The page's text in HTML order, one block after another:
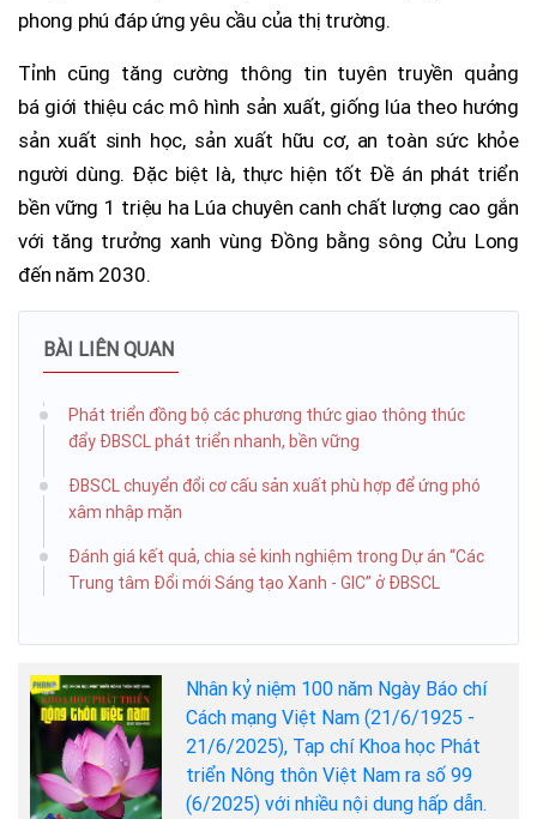
phong phú đáp ứng yêu cầu của thị trường.
Tỉnh cũng tăng cường thông tin tuyên truyền quảng
bá giới thiệu các mô hình sản xuất, giống lúa theo hướng
sản xuất sinh học, sản xuất hữu cơ, an toàn sức khỏe
người dùng. Đặc biệt là, thực hiện tốt Đề án phát triển
bền vững 1 triệu ha Lúa chuyên canh chất lượng cao gắn
với tăng trưởng xanh vùng Đồng bằng sông Cửu Long
đến năm 2030.
BÀI LIÊN QUAN
Phát triển đồng bộ các phương thức giao thông thúc
đẩy ĐBSCL phát triển nhanh, bền vững
ĐBSCL chuyển đổi cơ cấu sản xuất phù hợp để ứng phó
xâm nhập mặn
Đánh giá kết quả, chia sẻ kinh nghiệm trong Dự án “Các
Trung tâm Đổi mới Sáng tạo Xanh - GIC” ở ĐBSCL
Nhân kỷ niệm 100 năm Ngày Báo chí
Cách mạng Việt Nam (21/6/1925 -
21/6/2025), Tạp chí Khoa học Phát
triển Nông thôn Việt Nam ra số 99
(6/2025) với nhiều nội dung hấp dẫn.